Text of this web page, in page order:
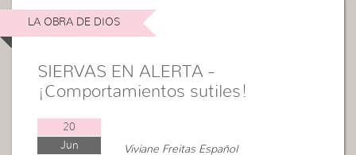
LA OBRA DE DIOS
SIERVAS EN ALERTA -
¡Comportamientos sutiles!
20
Jun
Viviane Freitas Español